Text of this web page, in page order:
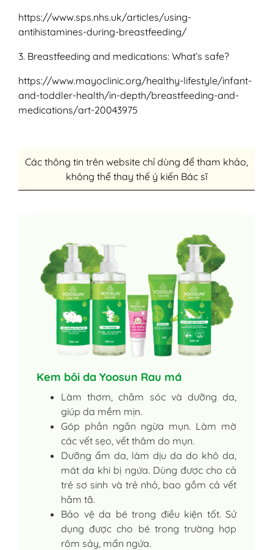
https://www.sps.nhs.uk/articles/using-
antihistamines-during-breastfeeding/
3. Breastfeeding and medications: What’s safe?
https://www.mayoclinic.org/healthy-lifestyle/infant-
and-toddler-health/in-depth/breastfeeding-and-
medications/art-20043975
Các thông tin trên website chỉ dùng để tham khảo,
không thể thay thế ý kiến Bác sĩ
Kem bôi da Yoosun Rau má
Làm thơm, chăm sóc và dưỡng da,
giúp da mềm mịn.
Góp phần ngăn ngừa mụn. Làm mờ
các vết sẹo, vết thâm do mụn.
Dưỡng ẩm da, làm dịu da do khô da,
mát da khi bị ngứa. Dùng được cho cả
trẻ sơ sinh và trẻ nhỏ, bao gồm cả vết
hăm tã.
Bảo vệ da bé trong điều kiện tốt. Sử
dụng được cho bé trong trường hợp
rôm sảy, mẩn ngứa.